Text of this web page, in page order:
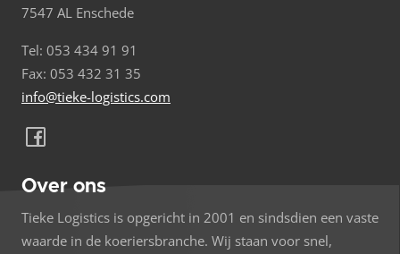
7547 AL Enschede
Tel: 053 434 91 91
Fax: 053 432 31 35
info@tieke-logistics.com
Over ons
Tieke Logistics is opgericht in 2001 en sindsdien een vaste
waarde in de koeriersbranche. Wij staan voor snel,